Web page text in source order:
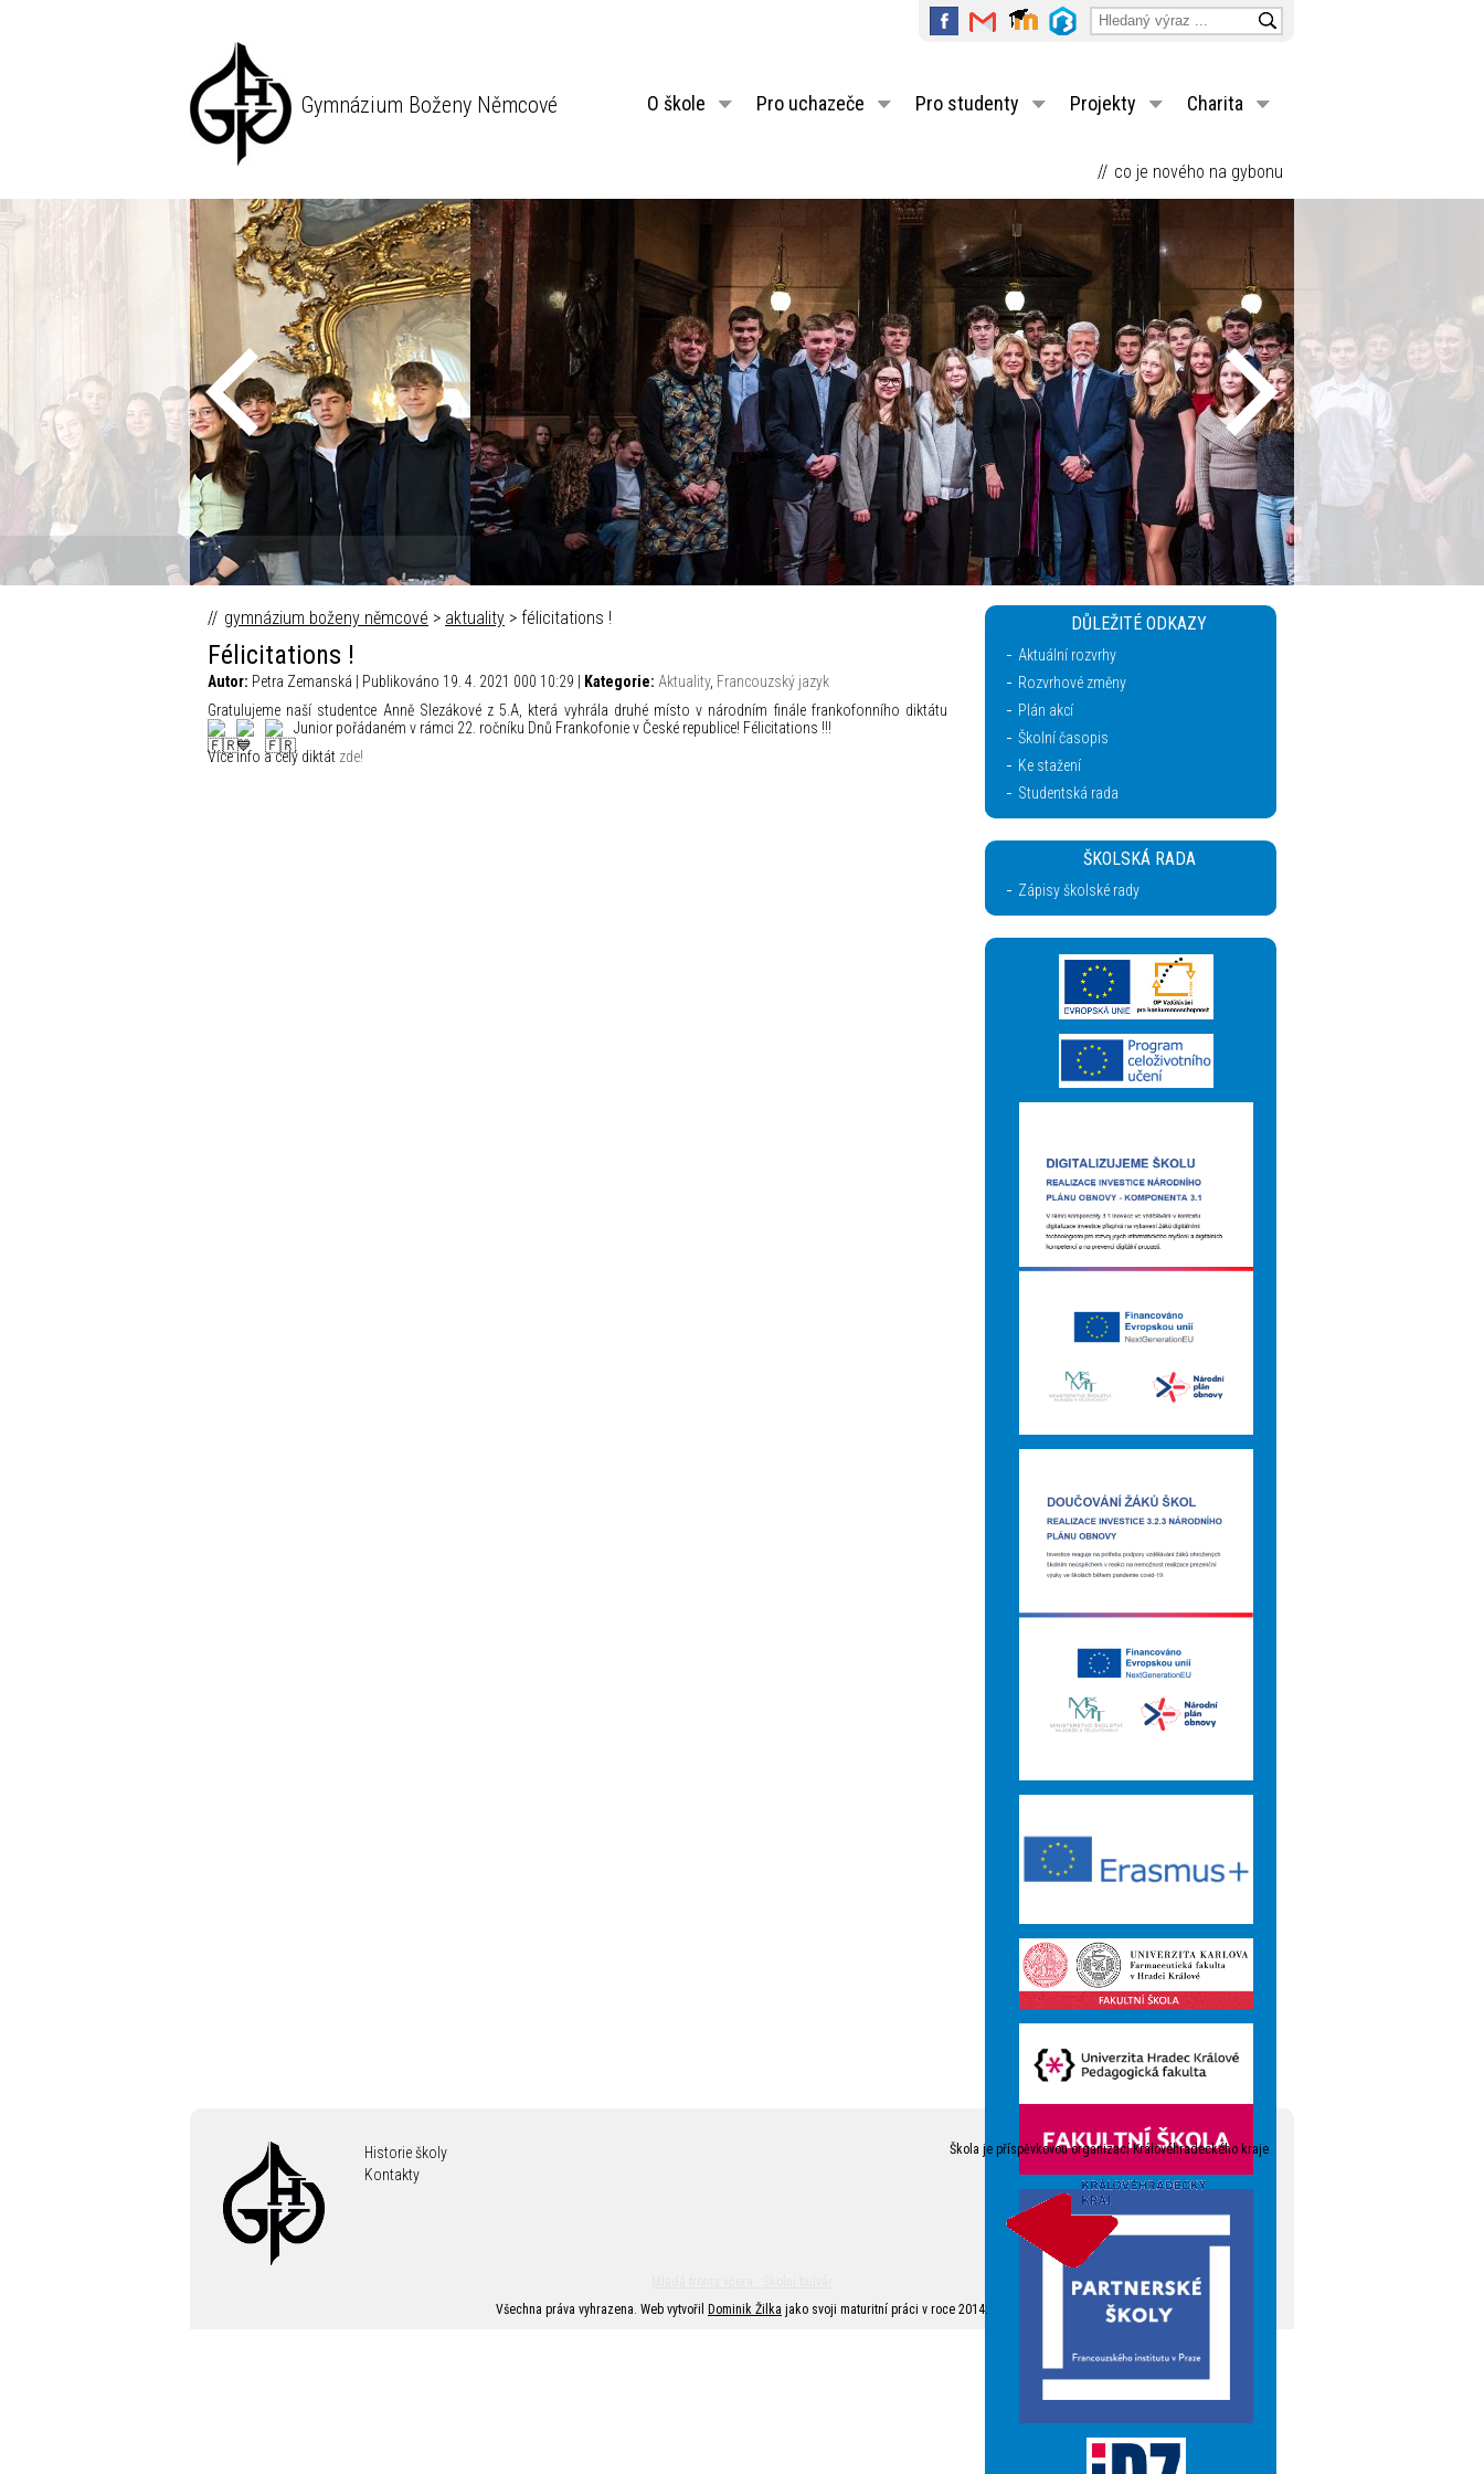
Gymnázium Boženy Němcové O škole Pro uchazeče Pro studenty Projekty Charita
co je nového na gybonu
gymnázium boženy němcové > aktuality > félicitations !
Félicitations !
Autor: Petra Zemanská | Publikováno 19. 4. 2021 000 10:29 | Kategorie: Aktuality, Francouzský jazyk
Gratulujeme naší studentce Anně Slezákové z 5.A, která vyhrála druhé místo v národním finále frankofonního diktátu
Junior pořádaném v rámci 22. ročníku Dnů Frankofonie v České republice! Félicitations !!!
Více info a celý diktát zde!
DŮLEŽITÉ ODKAZY
Aktuální rozvrhy
Rozvrhové změny
Plán akcí
Školní časopis
Ke stažení
Studentská rada
ŠKOLSKÁ RADA
Zápisy školské rady
Historie školy
Kontakty
Škola je příspěvkovou organizací Královéhradeckého kraje
Všechna práva vyhrazena. Web vytvořil
Dominik Žilka jako svoji maturitní práci v roce 2014.